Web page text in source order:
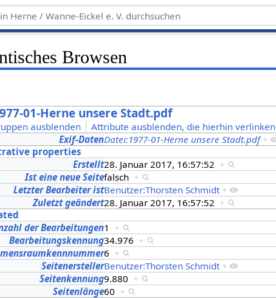
Browsen
01-Herne unsere Stadt.pdf
ausblenden
Attribute ausblenden, die hierhin verlinken
Exif-DatenDatei:1977-01-Herne unsere Stadt.pdf +
properties
Erstellt28. Januar 2017, 16:57:52 +
Ist eine neue Seitefalsch +
Letzter Bearbeiter istBenutzer:Thorsten Schmidt +
Zuletzt geändert28. Januar 2017, 16:57:52 +
der Bearbeitungen1 +
Bearbeitungskennung34.976 +
6 +
SeitenerstellerBenutzer:Thorsten Schmidt +
Seitenkennung9.880 +
Seitenlänge60 +